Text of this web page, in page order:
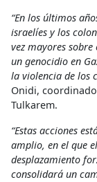
“En los últimos
israelíes y los
vez mayores
un genocidio en
la violencia de los
Onidi,
Tulkarem.
“Estas acciones
amplio, en el que
desplazamiento
consolidará un